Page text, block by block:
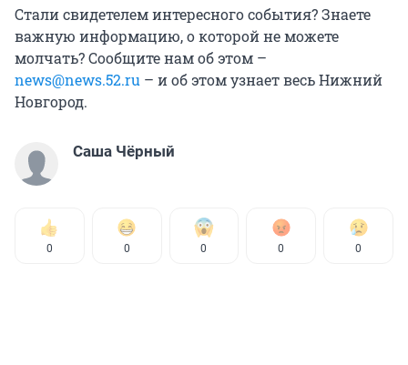
Стали свидетелем интересного события? Знаете
важную информацию, о которой не можете
молчать? Сообщите нам об этом –
news@news.52.ru – и об этом узнает весь Нижний
Новгород.
Саша Чёрный
0 0 0 0 0